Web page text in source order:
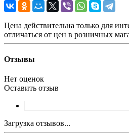
Цена действительна только для
отличаться от цен в розничных
Отзывы
Нет оценок
Оставить отзыв
Загрузка отзывов...